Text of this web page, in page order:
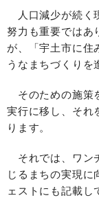
人口減少が続く
努力も重要ではあ
が、「宇土市に住
うなまちづくりを
そのための施策
実行に移し、それ
ります。
それでは、ワン
じるまちの実現に
ェストにも記載し